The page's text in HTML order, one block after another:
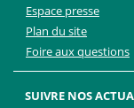
Espace presse
Plan du site
Foire aux questions
SUIVRE NOS